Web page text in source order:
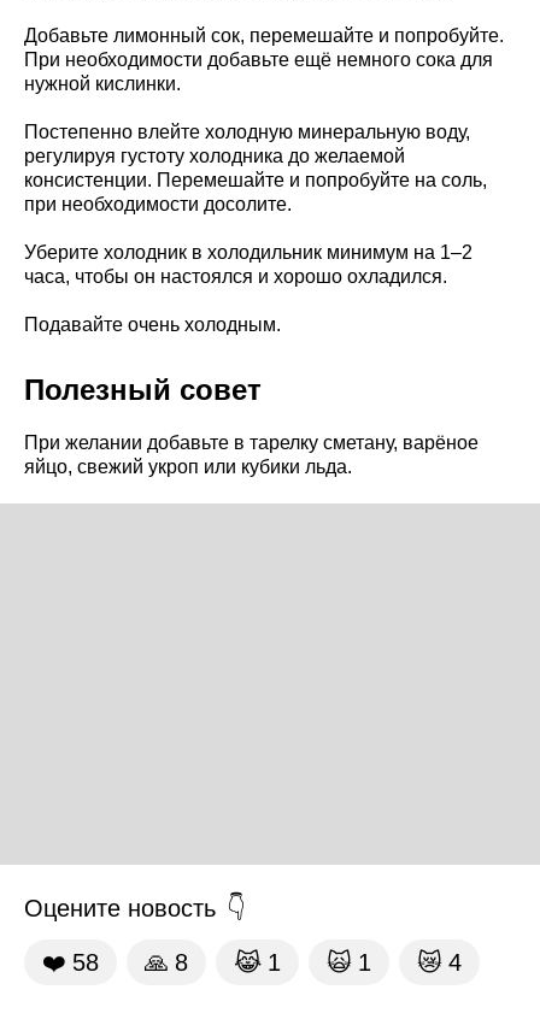
Добавьте лимонный сок, перемешайте и попробуйте.
При необходимости добавьте ещё немного сока для
нужной кислинки.
Постепенно влейте холодную минеральную воду,
регулируя густоту холодника до желаемой
консистенции. Перемешайте и попробуйте на соль,
при необходимости досолите.
Уберите холодник в холодильник минимум на 1–2
часа, чтобы он настоялся и хорошо охладился.
Подавайте очень холодным.
Полезный совет
При желании добавьте в тарелку сметану, варёное
яйцо, свежий укроп или кубики льда.
Оцените новость
❤️ 58 🙏 8 😹 1 🙀 1 😿 4